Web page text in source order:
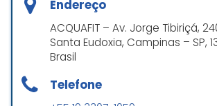
Infelizmente a
decepcionou muito.
surgindo as frustrações.
Endereço
ACQUAFIT – Av. Jorge Tibiriçá,
Santa Eudoxia, Campinas – SP,
Brasil
Telefone